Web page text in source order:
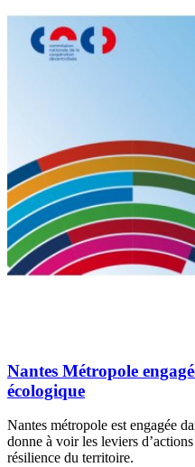
Nantes Métropole
écologique
Nantes métropole est engagée
donne à voir les leviers
résilience du territoire.